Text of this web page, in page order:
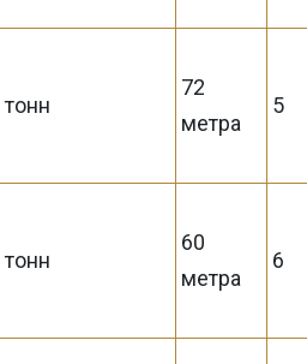
72
метра
5
60
метра
6